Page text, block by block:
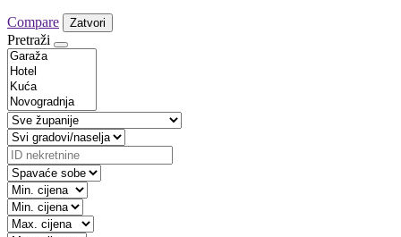
Compare Zatvori
Pretraži